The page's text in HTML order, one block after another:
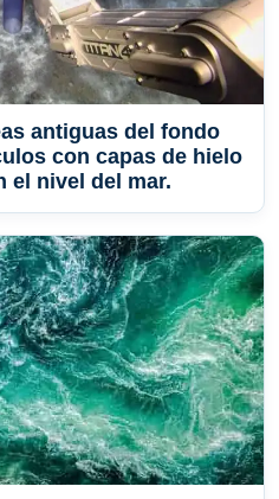
antiguas del fondo
con capas de hielo
el nivel del mar.